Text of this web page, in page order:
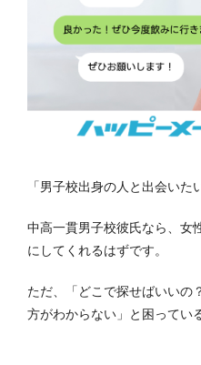
「男子校出身の人と出会いた
中高一貫男子校彼氏なら、女
にしてくれるはずです。
ただ、「どこで探せばいいの
方がわからない」と困ってい